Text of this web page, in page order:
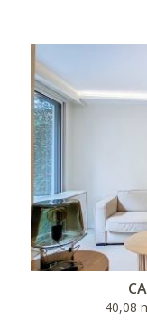
40,08